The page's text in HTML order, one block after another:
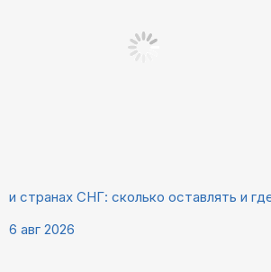
и странах СНГ: сколько оставлять и
6 авг 2026